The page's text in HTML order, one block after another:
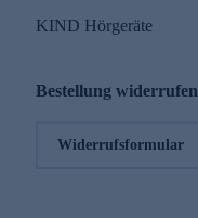
KIND Hörgeräte
Bestellung widerrufen
Widerrufsformular